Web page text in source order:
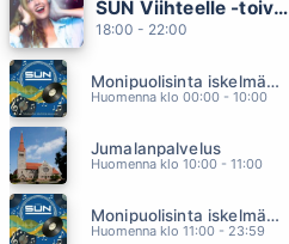
SYDÄNPUUTA
EN MITÄÄN, EN KETÄÄN
AIVAN ERI MIES
SUN Viihteelle -toivekonsertti
18:00 - 22:00
Monipuolisinta iskelmää ja parasta poppia
Huomenna klo 00:00 - 10:00
Jumalanpalvelus
Huomenna klo 10:00 - 11:00
Monipuolisinta iskelmää ja parasta poppia
Huomenna klo 11:00 - 23:59